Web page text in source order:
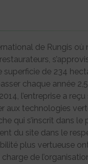
de Rungis
de 234
chaque année
l’entreprise a
aux technologies
qui s’inscrit dans
du site dans le
plus vertueuse
de